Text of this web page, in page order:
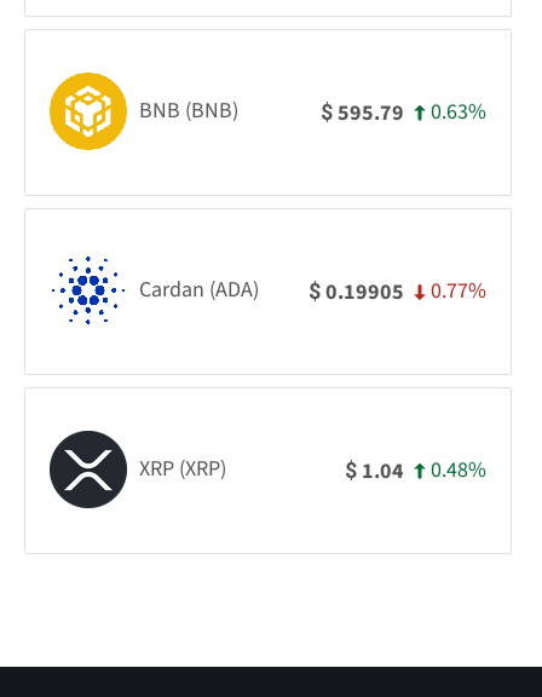
BNB (BNB) $595.79 0.63%
Cardan (ADA) $0.19905 0.77%
XRP (XRP) $ 1.04 0.48%